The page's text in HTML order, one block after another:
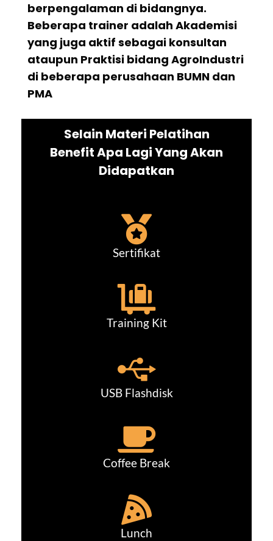
berpengalaman di bidangnya.
Beberapa trainer adalah Akademisi
yang juga aktif sebagai konsultan
ataupun Praktisi bidang AgroIndustri
di beberapa perusahaan BUMN dan
PMA
Selain Materi Pelatihan
Benefit Apa Lagi Yang Akan
Didapatkan
Sertifikat
Training Kit
USB Flashdisk
Coffee Break
Lunch